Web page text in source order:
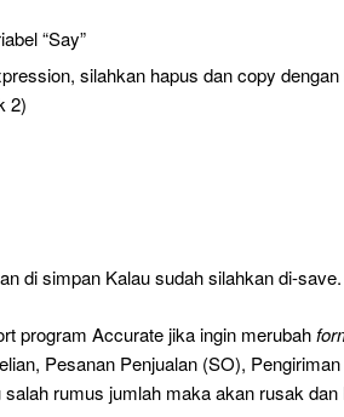
“Say”
silahkan hapus dan copy
2)
di simpan Kalau sudah silahkan di-save.
program Accurate jika ingin merubah
Pesanan Penjualan (SO),
rumus jumlah maka akan rusak dan